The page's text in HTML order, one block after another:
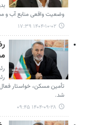
وضعیت واقعی منابع آب و
۱۴۰۴-۱۰-۰۲ ۱۷:۳۹
تأمین مسکن، خواستار
شد.
۱۴۰۴-۰۹-۲۸ ۰۹:۴۵